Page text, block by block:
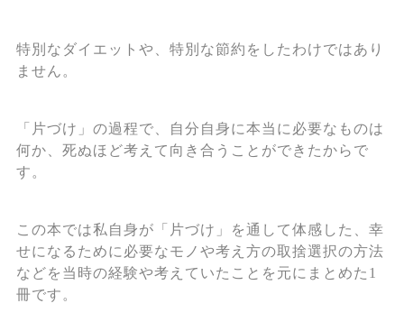
特別なダイエットや、特別な節約をしたわけではあり
ません。
「片づけ」の過程で、自分自身に本当に必要なものは
何か、死ぬほど考えて向き合うことができたからで
す。
この本では私自身が「片づけ」を通して体感した、幸
せになるために必要なモノや考え方の取捨選択の方法
などを当時の経験や考えていたことを元にまとめた1
冊です。